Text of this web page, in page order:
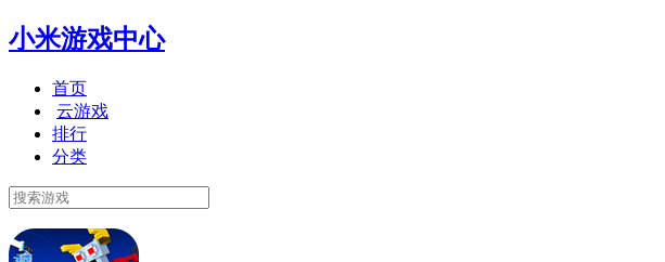
小米游戏中心
首页
云游戏
排行
分类